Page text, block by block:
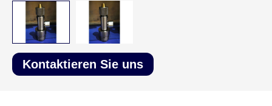
Kontaktieren Sie uns